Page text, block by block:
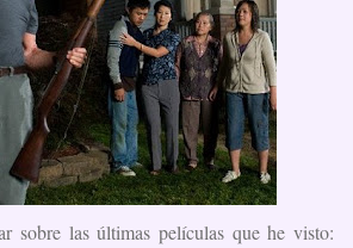
sobre las últimas películas que he visto: